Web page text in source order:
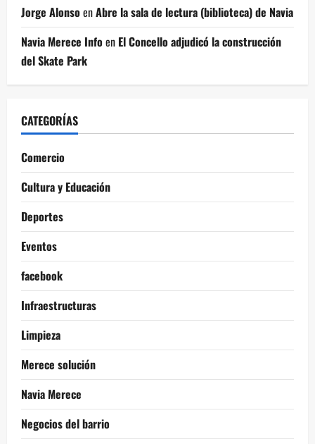
Jorge AlonsoenAbre la sala de lectura (biblioteca) de Navia
Navia Merece Infoen El Concello adjudicó la construcción
del Skate Park
CATEGORÍAS
Comercio
Cultura y Educación
Deportes
Eventos
facebook
Infraestructuras
Limpieza
Merece solución
Navia Merece
Negocios del barrio